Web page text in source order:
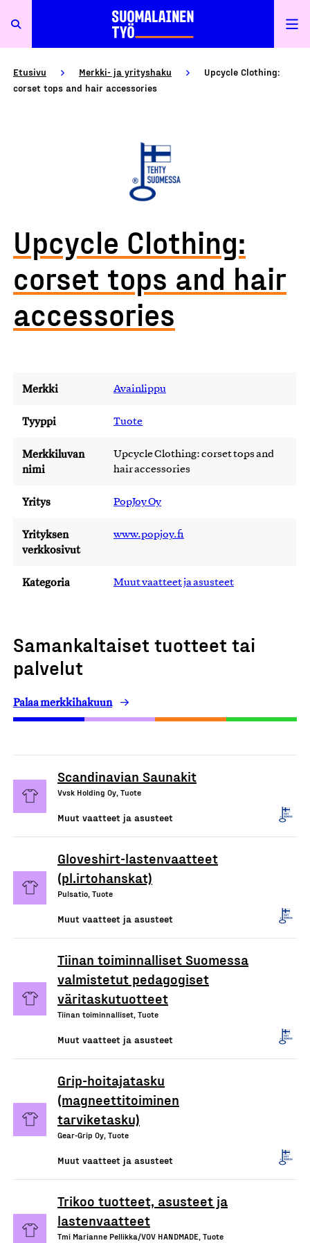
Etusivu Merkki- ja yrityshaku
Upcycle Clothing:
corset tops and hair accessories
Upcycle Clothing:
corset tops and hair
accessories
Merkki Avainlippu
Tyyppi Tuote
Merkkiluvan
nimi
Upcycle Clothing: corset tops and
hair accessories
Yritys PopJoy Oy
Yrityksen
verkkosivut
www.popjoy.fi
Kategoria Muut vaatteet ja asusteet
Samankaltaiset tuotteet tai
palvelut
Palaa merkkihakuun
Scandinavian Saunakit
Vvsk Holding Oy, Tuote
Muut vaatteet ja asusteet
Gloveshirt-lastenvaatteet
(pl.irtohanskat)
Pulsatio, Tuote
Muut vaatteet ja asusteet
Tiinan toiminnalliset Suomessa
valmistetut pedagogiset
väritaskutuotteet
Tiinan toiminnalliset, Tuote
Muut vaatteet ja asusteet
Grip-hoitajatasku
(magneettitoiminen
tarviketasku)
Gear-Grip Oy, Tuote
Muut vaatteet ja asusteet
Trikoo tuotteet, asusteet ja
lastenvaatteet
Tmi Marianne Pellikka/VOV HANDMADE, Tuote